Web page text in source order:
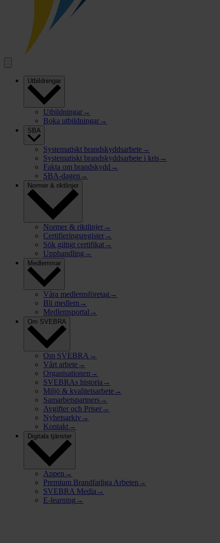
Utbildningar
Utbildningar→
Boka utbildningar→
SBA
Systematiskt brandskyddsarbete→
Systematiskt brandskyddsarbete i kris→
Fakta om brandskydd →
SBA-dagen →
Normer & riktlinjer
Normer & riktlinjer→
Certifieringsregister→
Sök giltigt certifikat→
Upphandling →
Medlemmar
Våra medlemsföretag →
Bli medlem →
Medlemsportal →
Om SVEBRA
Om SVEBRA →
Vårt arbete→
Organisationen →
SVEBRAs historia→
Miljö & kvalitetsarbete→
Samarbetspartners→
Avgifter och Priser→
Nyhetsarkiv→
Kontakt→
Digitala tjänster
Appen →
Premium Brandfarliga Arbeten →
SVEBRA Media→
E-learning→